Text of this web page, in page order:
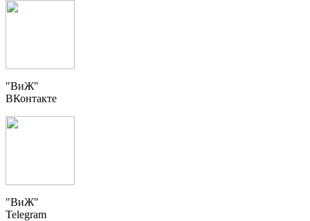
"ВиЖ"
ВКонтакте
"ВиЖ"
Telegram